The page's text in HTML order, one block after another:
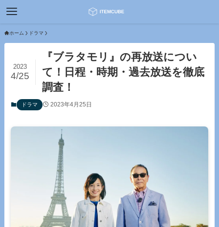
ホーム ドラマ
『ブラタモリ』の再放送につい
て！日程・時期・過去放送を徹底
調査！
2023
4/25
ドラマ 2023年4月25日